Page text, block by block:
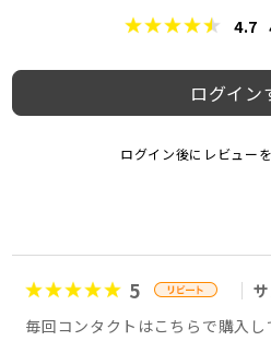
4.7
ログイン
ログイン後にレビュー
5
毎回コンタクトはこちらで購入し